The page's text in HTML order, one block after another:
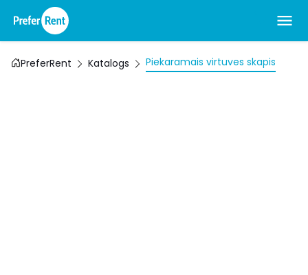
PreferRent Katalogs Piekaramais virtuves skapis